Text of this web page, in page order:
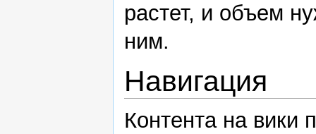
растет, и объем
ним.
Навигация
Контента на вики